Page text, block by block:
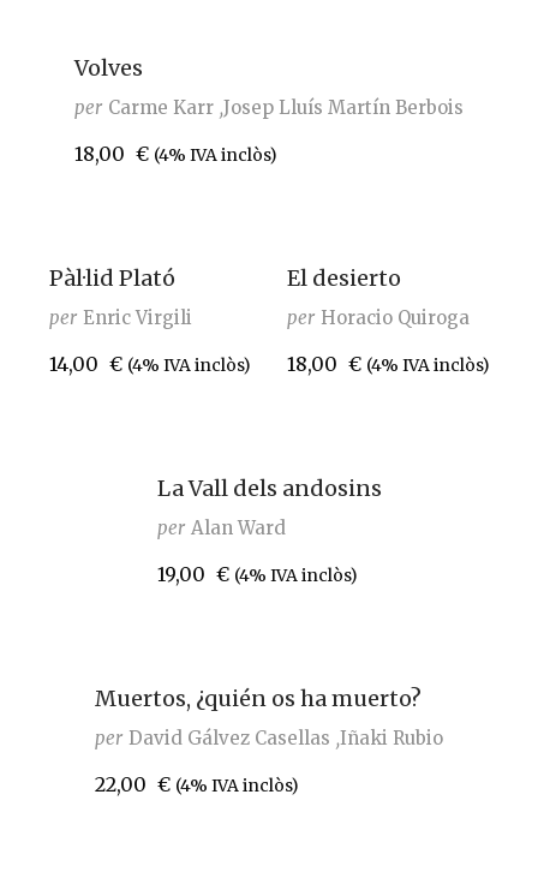
Volves
per Carme Karr Josep Lluís Martín Berbois
18,00 € (4% IVA inclòs)
Pàl·lid Plató
per Enric Virgili
14,00 € (4% IVA inclòs)
El desierto
per Horacio Quiroga
18,00 € (4% IVA inclòs)
La Vall dels andosins
per Alan Ward
19,00 € (4% IVA inclòs)
Muertos, ¿quién os ha muerto?
per David Gálvez Casellas Iñaki Rubio
22,00 € (4% IVA inclòs)